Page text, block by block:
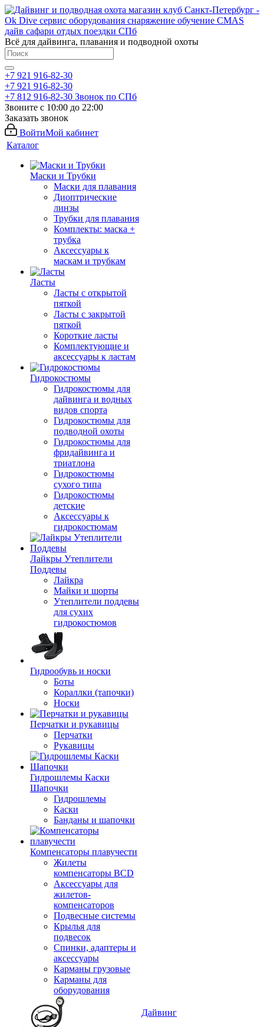
Всё для дайвинга, плавания и подводной охоты
+7 921 916-82-30
+7 921 916-82-30
+7 812 916-82-30 Звонок по СПб
Звоните с 10:00 до 22:00
Заказать звонок
ВойтиМой кабинет
Каталог
Маски и Трубки
Маски для плавания
Диоптрические
линзы
Трубки для плавания
Комплекты: маска +
трубка
Аксессуары к
маскам и трубкам
Ласты
Ласты с открытой
пяткой
Ласты с закрытой
пяткой
Короткие ласты
Комплектующие и
аксессуары к ластам
Гидрокостюмы
Гидрокостюмы для
дайвинга и водных
видов спорта
Гидрокостюмы для
подводной охоты
Гидрокостюмы для
фридайвинга и
триатлона
Гидрокостюмы
сухого типа
Гидрокостюмы
детские
Аксессуары к
гидрокостюмам
Лайкры Утеплители
Поддевы
Лайкра
Майки и шорты
Утеплители поддевы
для сухих
гидрокостюмов
Гидрообувь и носки
Боты
Кораллки (тапочки)
Носки
Перчатки и рукавицы
Перчатки
Рукавицы
Гидрошлемы Каски
Шапочки
Гидрошлемы
Каски
Банданы и шапочки
Компенсаторы плавучести
Жилеты
компенсаторы BCD
Аксессуары для
жилетов-
компенсаторов
Подвесные системы
Крылья для
подвесок
Спинки, адаптеры и
аксессуары
Карманы грузовые
Карманы для
оборудования
Дайвинг